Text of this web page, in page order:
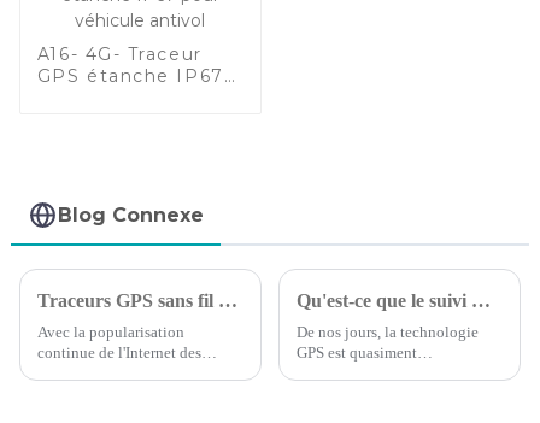
A16- 4G- Traceur
GPS étanche IP67
Blog Connexe
Traceurs GPS sans fil et câblés : lequel est le meilleur ?
Avec la popularisation
continue de l'Internet des
Qu'est-ce que le suivi GPS : ce que vous devez savoir
De nos jours, la technologie
GPS est quasiment